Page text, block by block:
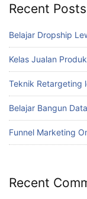
Recent Posts
Belajar Dropship
Kelas Jualan
Teknik Retargeting
Belajar Bangun
Funnel Marketing
Recent